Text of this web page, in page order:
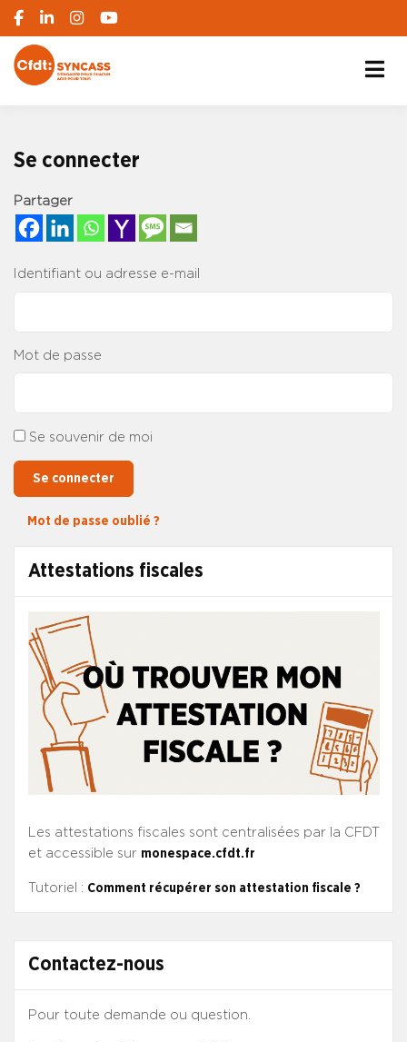
Attestations fiscales
Les attestations fiscales sont centralisées par la CFDT
et accessible sur monespace.cfdt.fr
Tutoriel : Comment récupérer son attestation fiscale ?
Contactez-nous
Pour toute demande ou question.
Se connecter
Partager
Identifiant ou adresse e-mail
Mot de passe
Se souvenir de moi
Se connecter
Mot de passe oublié ?